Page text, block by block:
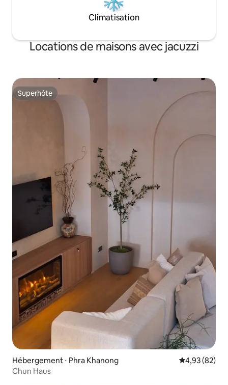
Climatisation
Locations de maisons avec jacuzzi
Superhôte
Superhôte
Hébergement ⋅ Phra Khanong Évaluation
4,93 (82)
Chun Haus